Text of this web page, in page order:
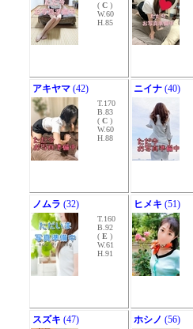
( C )
W.60
H.85
アキヤマ (42)
T.170
B.83
( C )
W.60
H.88
ニイナ (40)
ノムラ (32)
T.160
B.92
( E )
W.61
H.91
ヒメキ (51)
スズキ (47) ホシノ (56)